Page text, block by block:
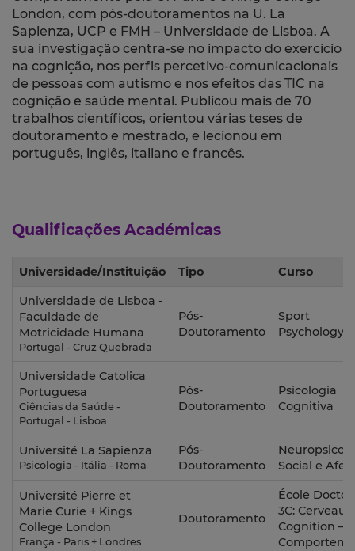
London, com pós-doutoramentos na U. La
Sapienza, UCP e FMH – Universidade de Lisboa. A
sua investigação centra-se no impacto do exercício
na cognição, nos perfis percetivo-comunicacionais
de pessoas com autismo e nos efeitos das TIC na
cognição e saúde mental. Publicou mais de 70
trabalhos científicos, orientou várias teses de
doutoramento e mestrado, e lecionou em
português, inglês, italiano e francês.
Qualificações Académicas
Universidade/Instituição Tipo Curso
Universidade de Lisboa -
Faculdade de
Motricidade Humana
Portugal - Cruz Quebrada
Pós-
Doutoramento
Sport
Psychology
Universidade Catolica
Portuguesa
Ciências da Saúde -
Portugal - Lisboa
Pós-
Doutoramento
Psicologia
Cognitiva
Université La Sapienza
Psicologia - Itália - Roma
Pós-
Doutoramento
Social e
Université Pierre et
Marie Curie + Kings
College London
França - Paris + Londres
Doutoramento
École
3C: Cerveau -
Cognition –